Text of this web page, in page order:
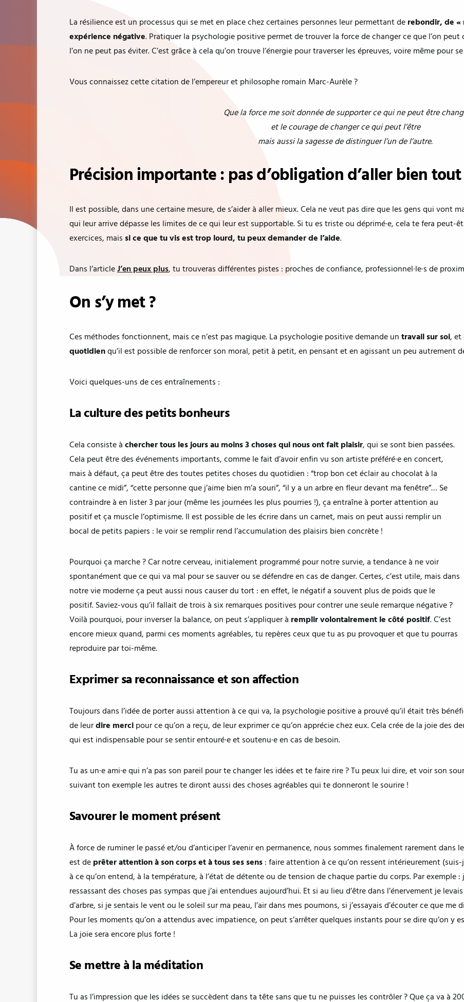
La résilience est un processus qui se met en place chez certaines personnes leur permettant de rebondir, de «
expérience négative. Pratiquer la psychologie positive permet de trouver la force de changer ce que l’on peut
l’on ne peut pas éviter. C’est grâce à cela qu’on trouve l’énergie pour traverser les épreuves, voire même pour
Vous connaissez cette citation de l’empereur et philosophe romain Marc-Aurèle ?
Que la force me soit donnée de supporter ce qui ne peut être
et le courage de changer ce qui peut l’être
mais aussi la sagesse de distinguer l’un de l’autre.
Précision importante : pas d’obligation d’aller bien
Il est possible, dans une certaine mesure, de s’aider à aller mieux. Cela ne veut pas dire que les gens qui vont
qui leur arrive dépasse les limites de ce qui leur est supportable. Si tu es triste ou déprimé·e, cela te fera peut-
exercices, mais si ce que tu vis est trop lourd, tu peux demander de l’aide.
Dans l’articleJ’en peux plus, tu trouveras différentes pistes : proches de confiance, professionnel·le·s de
On s’y met ?
Ces méthodes fonctionnent, mais ce n’est pas magique. La psychologie positive demande un travail sur soi, et
quotidienqu’il est possible de renforcer son moral, petit à petit, en pensant et en agissant un peu autrement
Voici quelques-uns de ces entraînements :
La culture des petits bonheurs
Cela consiste à chercher tous les jours au moins 3 choses qui nous ont fait plaisir, qui se sont bien passées.
Cela peut être des événements importants, comme le fait d’avoir enfin vu son artiste préféré·e en concert,
mais à défaut, ça peut être des toutes petites choses du quotidien : “trop bon cet éclair au chocolat à la
cantine ce midi”, “cette personne que j’aime bien m’a souri”, “il y a un arbre en fleur devant ma fenêtre”… Se
contraindre à en lister 3 par jour (même les journées les plus pourries !), ça entraîne à porter attention au
positif et ça muscle l’optimisme. Il est possible de les écrire dans un carnet, mais on peut aussi remplir un
bocal de petits papiers : le voir se remplir rend l’accumulation des plaisirs bien concrète !
Pourquoi ça marche ? Car notre cerveau, initialement programmé pour notre survie, a tendance à ne voir
spontanément que ce qui va mal pour se sauver ou se défendre en cas de danger. Certes, c’est utile, mais dans
notre vie moderne ça peut aussi nous causer du tort : en effet, le négatif a souvent plus de poids que le
positif. Saviez-vous qu’il fallait de trois à six remarques positives pour contrer une seule remarque négative ?
Voilà pourquoi, pour inverser la balance, on peut s’appliquer à remplir volontairement le côté positif. C’est
encore mieux quand, parmi ces moments agréables, tu repères ceux que tu as pu provoquer et que tu pourras
reproduire par toi-même.
Exprimer sa reconnaissance et son affection
Toujours dans l’idée de porter aussi attention à ce qui va, la psychologie positive a prouvé qu’il était très
de leurdire merci pour ce qu’on a reçu, de leur exprimer ce qu’on apprécie chez eux. Cela crée de la joie des
qui est indispensable pour se sentir entouré·e et soutenu·e en cas de besoin.
Tu as un·e ami·e qui n’a pas son pareil pour te changer les idées et te faire rire ? Tu peux lui dire, et voir son
suivant ton exemple les autres te diront aussi des choses agréables qui te donneront le sourire !
Savourer le moment présent
À force de ruminer le passé et/ou d’anticiper l’avenir en permanence, nous sommes finalement rarement dans
est de prêter attention à son corps et à tous ses sens : faire attention à ce qu’on ressent intérieurement
à ce qu’on entend, à la température, à l’état de détente ou de tension de chaque partie du corps. Par exemple
ressassant des choses pas sympas que j’ai entendues aujourd’hui. Et si au lieu d’être dans l’énervement je
d’arbre, si je sentais le vent ou le soleil sur ma peau, l’air dans mes poumons, si j’essayais d’écouter ce que
Pour les moments qu’on a attendus avec impatience, on peut s’arrêter quelques instants pour se dire qu’on y
La joie sera encore plus forte !
Se mettre à la méditation
Tu as l’impression que les idées se succèdent dans ta tête sans que tu ne puisses les contrôler ? Que ça va à